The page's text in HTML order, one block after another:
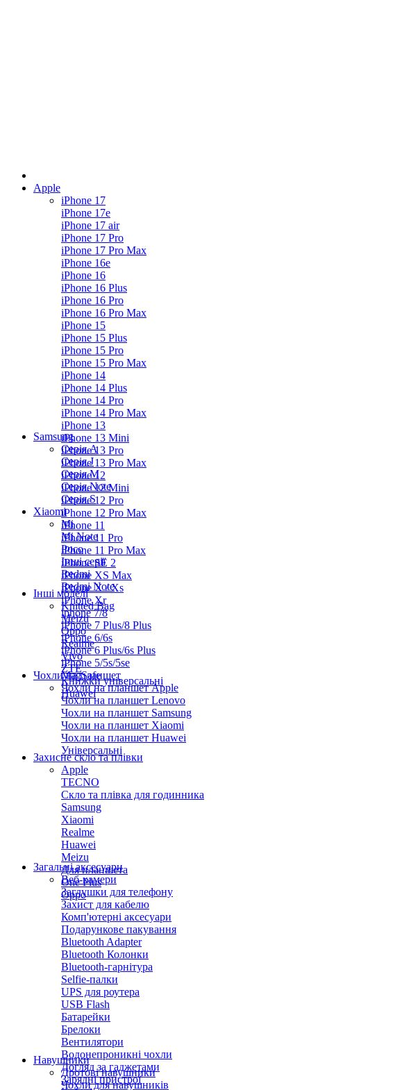
Apple
iPhone 17
iPhone 17e
iPhone 17 air
iPhone 17 Pro
iPhone 17 Pro Max
iPhone 16e
iPhone 16
iPhone 16 Plus
iPhone 16 Pro
iPhone 16 Pro Max
iPhone 15
iPhone 15 Plus
iPhone 15 Pro
iPhone 15 Pro Max
iPhone 14
iPhone 14 Plus
iPhone 14 Pro
iPhone 14 Pro Max
iPhone 13
iPhone 13 Mini
iPhone 13 Pro
iPhone 13 Pro Max
iPhone 12
iPhone 12 Mini
iPhone 12 Pro
iPhone 12 Pro Max
iPhone 11
iPhone 11 Pro
iPhone 11 Pro Max
iPhone SE 2
iPhone XS Max
iPhone X / Xs
iPhone Xr
iphone 7/8
iPhone 7 Plus/8 Plus
iPhone 6/6s
iPhone 6 Plus/6s Plus
iPhone 5/5s/5se
MagSafe
Samsung
Серія А
Серiя J
Серiя M
Серія Note
Серія S
Xiaomi
Mi
Mi Note
Poco
Інші серії
Redmi
Redmi Note
Інші моделі
Knitted Bag
Meizu
Oppo
Realme
Vivo
ZTE
Книжки універсальні
Huawei
Чохли на планшет
Чохли на планшет Apple
Чохли на планшет Lenovo
Чохли на планшет Samsung
Чохли на планшет Xiaomi
Чохли на планшет Huawei
Універсальні
Захисне скло та плівки
Apple
TECNO
Скло та плівка для годинника
Samsung
Xiaomi
Realme
Huawei
Meizu
Для планшета
One Plus
Oppo
Загальні аксесуари
Веб-камери
Заглушки для телефону
Захист для кабелю
Комп'ютерні аксесуари
Подарункове пакування
Bluetooth Adapter
Bluetooth Колонки
Bluetooth-гарнітура
Selfie-палки
UPS для роутера
USB Flash
Батарейки
Брелоки
Вентилятори
Водонепроникні чохли
Догляд за гаджетами
Зарядні пристрої
Навушники
Дротові навушники
Чохли для навушників